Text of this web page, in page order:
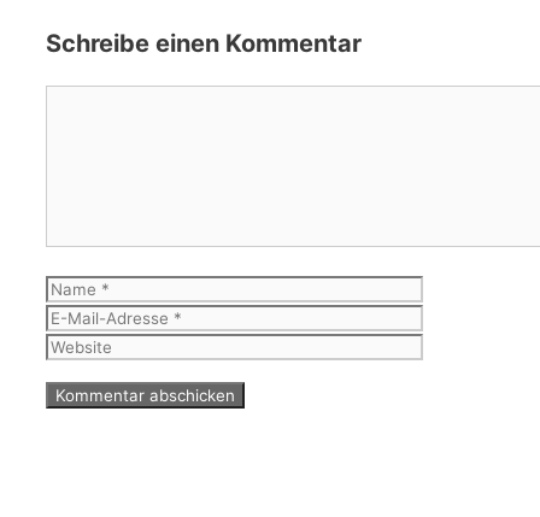
Schreibe einen Kommentar
Name